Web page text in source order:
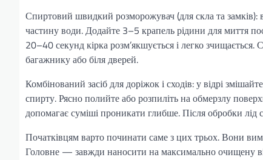
Спиртовий швидкий розморожувач (для скла та замків):
частину води. Додайте 3–5 крапель рідини для миття
20–40 секунд кірка розм’якшується і легко
багажнику або біля дверей.
Комбінований засіб для доріжок і сходів: у відрі
спирту. Рясно полийте або розпиліть на обмерзлу
допомагає суміші проникати глибше. Після обробки
Початківцям варто починати саме з цих трьох. Вони
Головне — завжди наносити на максимально очищену